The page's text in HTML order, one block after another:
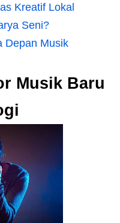
Kreatif Lokal
Seni?
Depan Musik
Musik Baru